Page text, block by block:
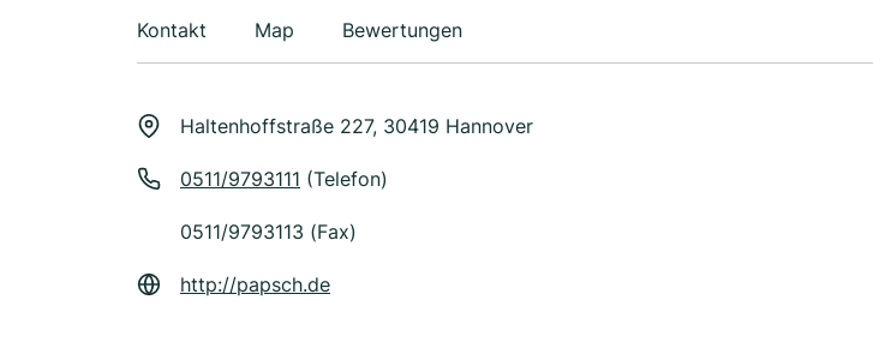
Kontakt Map Bewertungen
Haltenhoffstraße 227, 30419 Hannover
0511/9793111 (Telefon)
0511/9793113 (Fax)
http://papsch.de